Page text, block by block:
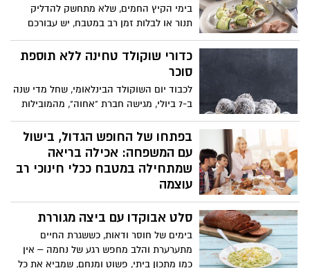
בימי הקיץ החמים, שלא מתחשק להדליק
תנור או לבלות זמן רב במטבח, יש עבורכם
מתכון להכנת רולים קרים של מלפפון במילוי
טונה, של מותג הטונה ריו מרה.
כדורי שוקולד טחינה ללא תוספת
סוכר
לכבוד יום השוקולד הבינלאומי, שחל מדי שנה
ב-7 ביולי, מגישה חברת "אחוה", מהמובילות
בישראל בייצור טחינה, חלוה ודברי מאפה,
מתכון חגיגי ומיוחד לכדורי שוקולד בגרסה
מקורית ועם טוויסט: כדורי שוקולד טחינה
ללא תוספת סוכר. העוגיות במרקם עשיר
ובטעם מפנק של שוקולד ונגיעה של טחינה,
בשימוש ממרח טחינה בטעם שוקולד ללא
תוספת סוכר של אחוה. המתכון קל ומהיר
להכנה, ללא צורך באפייה - אידיאלי להכנה
עם ילדים, או כקינוח מרשים לאירוח קייצי.
בפתחו של החופש הגדול, בישול
עם המשפחה: אכילה בריאה
שמתחילה במטבח ככלי חינוכי רב
עוצמה
בעולם שבו אורח החיים המהיר והאוכל
המעובד שינו את פניה של הצלחת
המשפחתית, בישול ביתי הוא לא רק עניין של
טעם אלא בחירה באורח חיים בריא, מחבר
ומחזק. שיעורי ההשמנה בילדים ממשיכים
סלט אבוקדו עם ביצה מגוררת
בימים של חוסר ודאות, כששגרת החיים
מתערערת והלב מחפש רגע של נחמה – אין
כמו מתכון ביתי, פשוט ומנחם, שמביא את כל